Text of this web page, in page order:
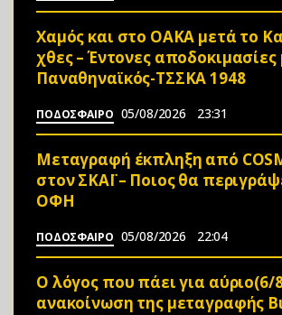
Χαμός και στο ΟΑΚΑ μετά το
χθες – Έντονες αποδοκιμασίες
Παναθηναϊκός-ΤΣΣΚΑ 1948
ΠΟΔΟΣΦΑΙΡΟ 05/08/2026 23:31
Μεταγραφή έκπληξη από
στον ΣΚΑΪ – Ποιος θα
ΟΦΗ
ΠΟΔΟΣΦΑΙΡΟ 05/08/2026 22:04
Ο λόγος που πάει για αύριο(6/
ανακοίνωση της μεταγραφής